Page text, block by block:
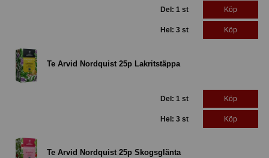
Del: 1 st Köp
Hel: 3 st Köp
Te Arvid Nordquist 25p Lakritstäppa
Del: 1 st Köp
Hel: 3 st Köp
Te Arvid Nordquist 25p Skogsglänta